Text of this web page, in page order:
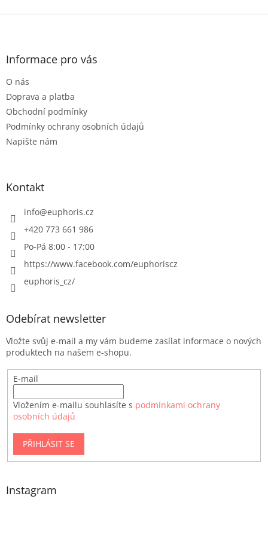
Z
Informace pro vás
O nás
Doprava a platba
Obchodní podmínky
Podmínky ochrany osobních údajů
Napište nám
Kontakt
info@euphoris.cz
+420 773 661 986
Po-Pá 8:00 - 17:00
https://www.facebook.com/euphoriscz
euphoris_cz/
Odebírat newsletter
Vložte svůj e-mail a my vám budeme zasílat informace o nových
produktech na našem e-shopu.
E-mail
Vložením e-mailu souhlasíte s podmínkami ochrany
osobních údajů
PŘIHLÁSIT SE
Instagram